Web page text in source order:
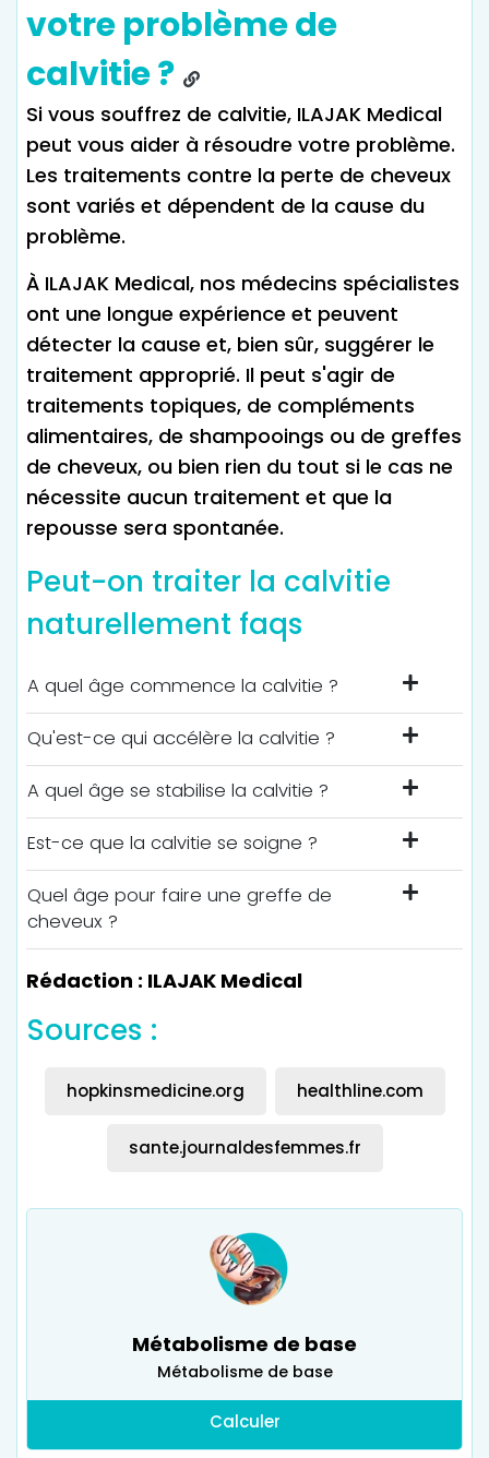
votre problème de
calvitie ?
Si vous souffrez de calvitie, ILAJAK Medical
peut vous aider à résoudre votre problème.
Les traitements contre la perte de cheveux
sont variés et dépendent de la cause du
problème.
À ILAJAK Medical, nos médecins spécialistes
ont une longue expérience et peuvent
détecter la cause et, bien sûr, suggérer le
traitement approprié. Il peut s'agir de
traitements topiques, de compléments
alimentaires, de shampooings ou de greffes
de cheveux, ou bien rien du tout si le cas ne
nécessite aucun traitement et que la
repousse sera spontanée.
Peut-on traiter la calvitie
naturellement faqs
A quel âge commence la calvitie ?
Qu'est-ce qui accélère la calvitie ?
A quel âge se stabilise la calvitie ?
Est-ce que la calvitie se soigne ?
cheveux tels que le Minoxidil.
Des traitements topiques par injection
pour revitaliser les racines des cheveux.
Greffes de cheveux pour corriger les zones
Quel âge pour faire une greffe de
cheveux ?
Rédaction : ILAJAK Medical
Sources :
hopkinsmedicine.org healthline.com
sante.journaldesfemmes.fr
Métabolisme de base
Métabolisme de base
Calculer